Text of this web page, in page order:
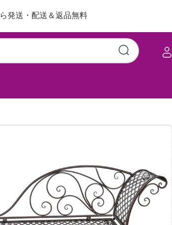
発送・配送＆返品無料